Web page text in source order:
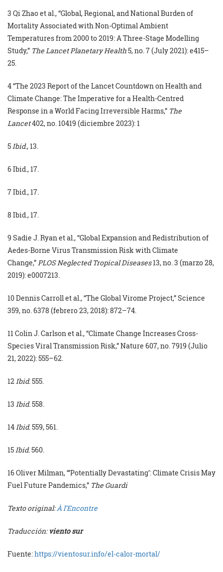
3 Qi Zhao et al., “Global, Regional, and National Burden of
Mortality Associated with Non-Optimal Ambient
Temperatures from 2000 to 2019: A Three-Stage Modelling
Study,” The Lancet Planetary Health5, no. 7 (July 2021): e415–
25.
4 “The 2023 Report of the Lancet Countdown on Health and
Climate Change: The Imperative for a Health-Centred
Response in a World Facing Irreversible Harms,” The
Lancet402, no. 10419 (diciembre 2023): 1
5Ibid., 13.
6 Ibid., 17.
7 Ibid., 17.
8 Ibid., 17.
9 Sadie J. Ryan et al., “Global Expansion and Redistribution of
Aedes-Borne Virus Transmission Risk with Climate
Change,”PLOS Neglected Tropical Diseases13, no. 3 (marzo 28,
2019): e0007213.
10 Dennis Carroll et al., “The Global Virome Project,” Science
359, no. 6378 (febrero 23, 2018): 872–74.
11 Colin J. Carlson et al., “Climate Change Increases Cross-
Species Viral Transmission Risk,” Nature 607, no. 7919 (Julio
21, 2022): 555–62.
12 Ibid. 555.
13 Ibid. 558.
14Ibid.559, 561.
15Ibid.560.
16 Oliver Milman, “‘Potentially Devastating’: Climate Crisis May
Fuel Future Pandemics,” The Guardi
Texto original:À l’Encontre
Traducción: viento sur
Fuente:https://vientosur.info/el-calor-mortal/